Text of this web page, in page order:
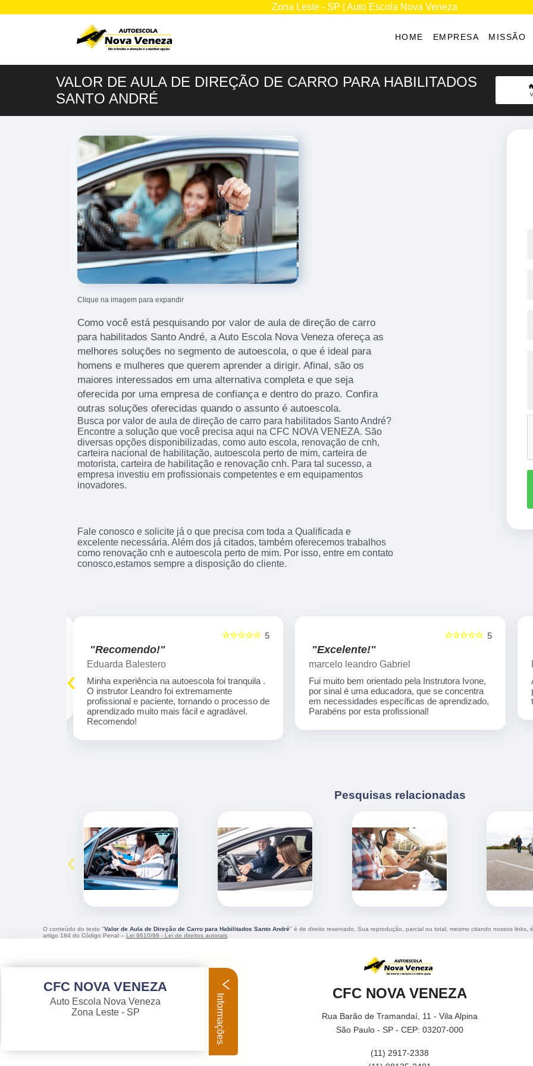
Zona Leste - SP | Auto Escola Nova Veneza
HOME EMPRESA MISSÃO
VALOR DE AULA DE DIREÇÃO DE CARRO PARA HABILITADOS
SANTO ANDRÉ
Clique na imagem para expandir
Como você está pesquisando por valor de aula de direção de carro
para habilitados Santo André, a Auto Escola Nova Veneza ofereça as
melhores soluções no segmento de autoescola, o que é ideal para
homens e mulheres que querem aprender a dirigir. Afinal, são os
maiores interessados em uma alternativa completa e que seja
oferecida por uma empresa de confiança e dentro do prazo. Confira
outras soluções oferecidas quando o assunto é autoescola.
Busca por valor de aula de direção de carro para habilitados Santo André?
Encontre a solução que você precisa aqui na CFC NOVA VENEZA. São
diversas opções disponibilizadas, como auto escola, renovação de cnh,
carteira nacional de habilitação, autoescola perto de mim, carteira de
motorista, carteira de habilitação e renovação cnh. Para tal sucesso, a
empresa investiu em profissionais competentes e em equipamentos
inovadores.
Fale conosco e solicite já o que precisa com toda a Qualificada e
excelente necessária. Além dos já citados, também oferecemos trabalhos
como renovação cnh e autoescola perto de mim. Por isso, entre em contato
conosco,estamos sempre a disposição do cliente.
5
☆☆☆☆☆
"Excelente!"
marcelo leandro Gabriel
Fui muito bem orientado pela Instrutora Ivone,
por sinal é uma educadora, que se concentra
em necessidades específicas de aprendizado,
Parabéns por esta profissional!
5
☆☆☆☆☆
"Indico!!!"
Rafaela Silva
Auto escola nota 1000 em todos os processos
para habilitação! Desde o início até o final tive
todo suporte necessário...Super recomendo!
‹
‹
artigo 184 do Código Penal –
Lei 9610/98 - Lei de direitos autorais
São Paulo - SP - CEP: 03207-000
(11) 98125-2401
CFC NOVA VENEZA
Auto Escola Nova Veneza
Zona Leste - SP
Informações